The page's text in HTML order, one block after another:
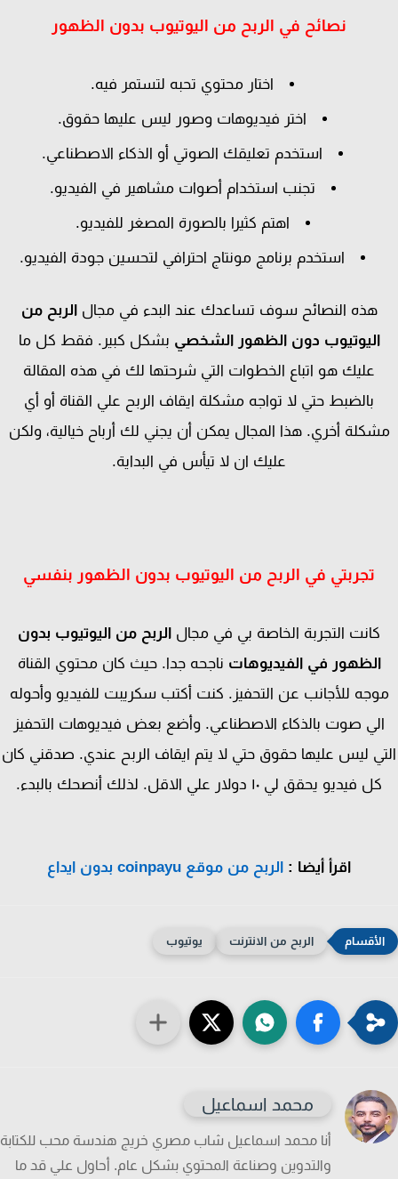
نصائح في الربح من اليوتيوب بدون الظهور
اختار محتوي تحبه لتستمر فيه.
اختر فيديوهات وصور ليس عليها حقوق.
استخدم تعليقك الصوتي أو الذكاء الاصطناعي.
تجنب استخدام أصوات مشاهير في الفيديو.
اهتم كثيرا بالصورة المصغر للفيديو.
استخدم برنامج مونتاج احترافي لتحسين جودة الفيديو.
هذه النصائح سوف تساعدك عند البدء في مجالالربح من
اليوتيوب دون الظهور الشخصيبشكل كبير. فقط كل ما
عليك هو اتباع الخطوات التي شرحتها لك في هذه المقالة
بالضبط حتي لا تواجه مشكلة ايقاف الربح علي القناة أو أي
أخري. هذا المجال يمكن أن يجني لك أرباح خيالية، ولكن
عليك ان لا تيأس في البداية.
تجربتي في الربح من اليوتيوب بدون الظهور بنفسي
كانت التجربة الخاصة بي في مجالالربح من اليوتيوب بدون
الظهور في الفيديوهاتناجحه جدا. حيث كان محتوي القناة
للأجانب عن التحفيز. كنت أكتب سكريبت للفيديو وأحوله
صوت بالذكاء الاصطناعي. وأضع بعض فيديوهات التحفيز
ليس عليها حقوق حتي لا يتم ايقاف الربح عندي. صدقني كان
كل فيديو يحقق لي ١٠ دولار علي الاقل. لذلك أنصحك بالبدء.
اقرأ أيضا :الربح من موقع coinpayu بدون ايداع
الربح من الانترنت يوتيوب
محمد اسماعيل
أنا محمد اسماعيل شاب مصري خريج هندسة محب للكتابة
والتدوين وصناعة المحتوي بشكل عام. أحاول علي قد ما